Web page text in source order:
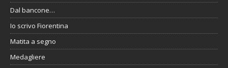
Dal bancone…
Io scrivo Fiorentina
Matita a segno
Medagliere